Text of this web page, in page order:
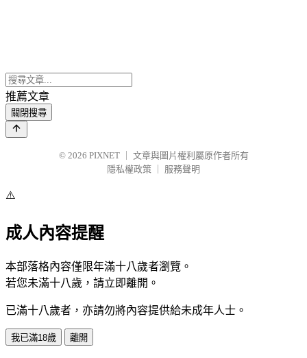
推薦文章
關閉搜尋
© 2026 PIXNET
文章與圖片權利屬原作者所有
隱私權政策
服務聲明
⚠️
成人內容提醒
本部落格內容僅限年滿十八歲者瀏覽。
若您未滿十八歲，請立即離開。
已滿十八歲者，亦請勿將內容提供給未成年人士。
我已滿18歲 離開